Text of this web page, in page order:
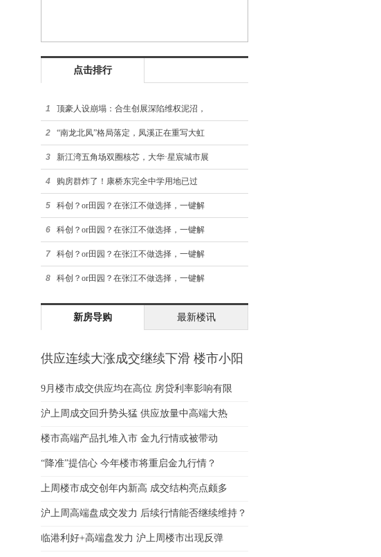
点击排行
1 顶豪人设崩塌：合生创展深陷维权泥沼，
豪宅业主成“接盘侠”
2 “南龙北凤”格局落定，凤溪正在重写大虹
桥的价值坐标系
3 新江湾五角场双圈核芯，大华·星宸城市展
厅开放
4 购房群炸了！康桥东完全中学用地已过
批，上车还来得及吗？
5 科创？or田园？在张江不做选择，一键解
锁都市农耕新体验
6 科创？or田园？在张江不做选择，一键解
锁都市农耕新体验
7 科创？or田园？在张江不做选择，一键解
锁都市农耕新体验
8 科创？or田园？在张江不做选择，一键解
锁都市农耕新体验
新房导购 最新楼讯
供应连续大涨成交继续下滑 楼市小阳
9月楼市成交供应均在高位 房贷利率影响有限
沪上周成交回升势头猛 供应放量中高端大热
楼市高端产品扎堆入市 金九行情或被带动
“降准”提信心 今年楼市将重启金九行情？
上周楼市成交创年内新高 成交结构亮点颇多
沪上周高端盘成交发力 后续行情能否继续维持？
临港利好+高端盘发力 沪上周楼市出现反弹